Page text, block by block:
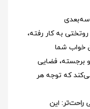
به کار رفته،
خواب شما
برجسته، فضایی
که توجه هر
راحت‌تر: این